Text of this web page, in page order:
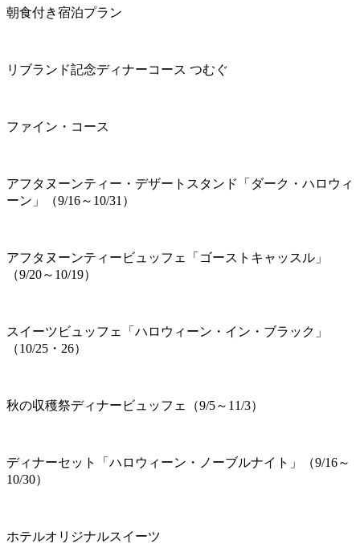
朝食付き宿泊プラン
リブランド記念ディナーコース つむぐ
ファイン・コース
アフタヌーンティー・デザートスタンド「ダーク・ハロウィ
ーン」（9/16～10/31）
アフタヌーンティービュッフェ「ゴーストキャッスル」
（9/20～10/19）
スイーツビュッフェ「ハロウィーン・イン・ブラック」
（10/25・26）
秋の収穫祭ディナービュッフェ（9/5～11/3）
ディナーセット「ハロウィーン・ノーブルナイト」（9/16～
10/30）
ホテルオリジナルスイーツ